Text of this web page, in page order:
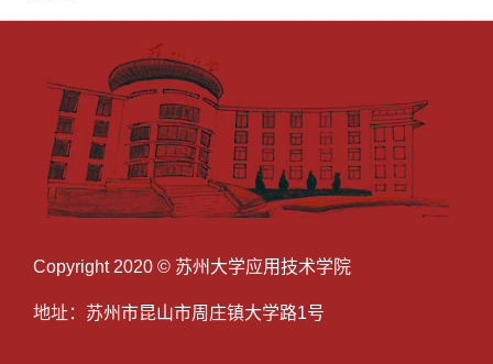
Copyright 2020 © 苏州大学应用技术学院
地址：苏州市昆山市周庄镇大学路1号